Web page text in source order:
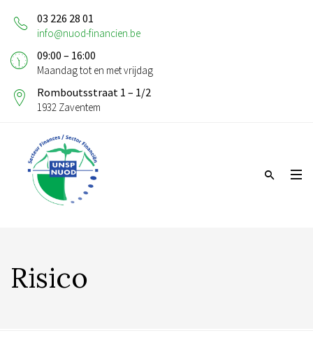
03 226 28 01
info@nuod-financien.be
09:00 – 16:00
Maandag tot en met vrijdag
Romboutsstraat 1 – 1/2
1932 Zaventem
Risico